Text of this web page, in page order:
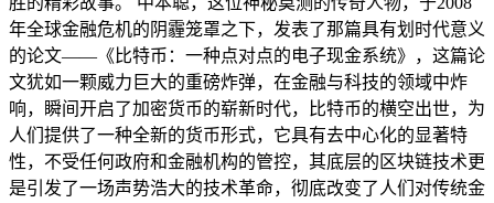
年全球金融危机的阴霾笼罩之下，发表了那篇具有划时代意义
的论文——《比特币：一种点对点的电子现金系统》，这篇论
文犹如一颗威力巨大的重磅炸弹，在金融与科技的领域中炸
响，瞬间开启了加密货币的崭新时代，比特币的横空出世，为
人们提供了一种全新的货币形式，它具有去中心化的显著特
性，不受任何政府和金融机构的管控，其底层的区块链技术更
是引发了一场声势浩大的技术革命，彻底改变了人们对传统金